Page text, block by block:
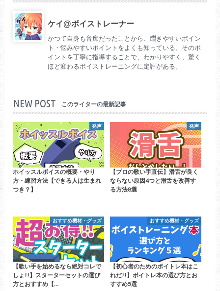
ケイ@ボイストレーナー
かつて自身も音痴だったことから、躓きやすいポイン
ト・悩みやすいポイントをよくも知っている。そのポ
イントを丁寧に指導することで、わかりやすく、驚く
ほど変わるボイストレーニングに定評がある。
NEW POST このライターの最新記事
発声
ホイッスルボイスの概要・やり
方・練習方法【できる人は生まれ
つき？】
発声
【プロの歌い手直伝】滑舌が良く
ならない原因4つと滑舌を改善す
る方法8選
おすすめ機材・グッズ
【歌い手を始めるなら絶対コレで
しょ!!】スターターセットの選び
方とおすすめ【…
おすすめ機材・グッズ
【初心者のためのボイトレ本はこ
れだ!!】ボイトレ本の選び方とお
すすめ5選